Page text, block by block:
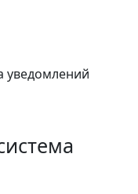
уведомлений